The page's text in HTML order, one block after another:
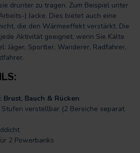
drunter zu tragen. Zum Beispiel unter
) Jacke. Dies bietet auch eine
die den Wärmeeffekt verstärkt. Die
Aktivität geeignet, wenn Sie Kälte
Jäger, Sportler, Wanderer, Radfahrer,
Brust, Bauch & Rücken
Stufen verstellbar (2 Bereiche separat
2 Powerbanks